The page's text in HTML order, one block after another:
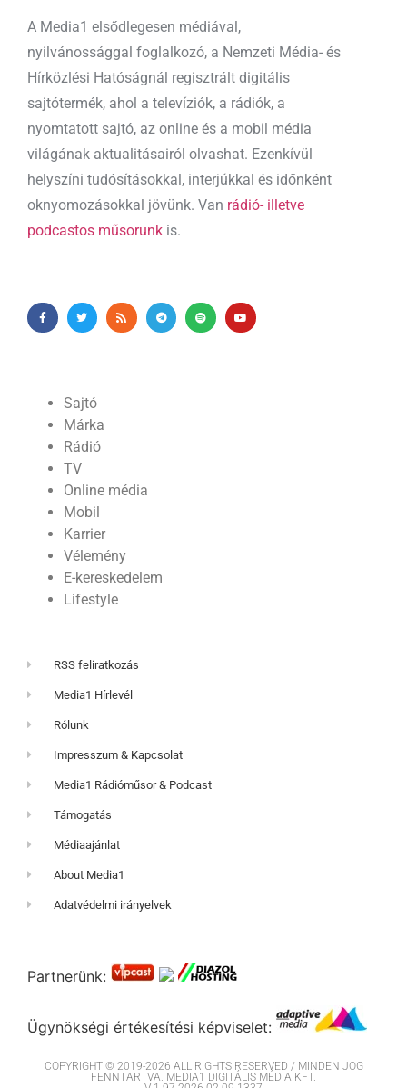
A Media1 elsődlegesen médiával,
nyilvánossággal foglalkozó, a Nemzeti Média- és
Hírközlési Hatóságnál regisztrált digitális
sajtótermék, ahol a televíziók, a rádiók, a
nyomtatott sajtó, az online és a mobil média
világának aktualitásairól olvashat. Ezenkívül
helyszíni tudósításokkal, interjúkkal és időnként
oknyomozásokkal jövünk. Van rádió- illetve
podcastos műsorunk is.
Sajtó
Márka
Rádió
TV
Online média
Mobil
Karrier
Vélemény
E-kereskedelem
Lifestyle
RSS feliratkozás
Media1 Hírlevél
Rólunk
Impresszum & Kapcsolat
Media1 Rádióműsor & Podcast
Támogatás
Médiaajánlat
About Media1
Adatvédelmi irányelvek
Partnerünk:
Ügynökségi értékesítési képviselet:
COPYRIGHT © 2019-2026 ALL RIGHTS RESERVED / MINDEN JOG
FENNTARTVA. MEDIA1 DIGITÁLIS MÉDIA KFT.